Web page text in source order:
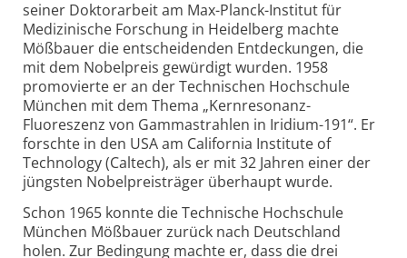
seiner Doktorarbeit am Max-Planck-Institut für
Medizinische Forschung in Heidelberg machte
Mößbauer die entscheidenden Entdeckungen, die
mit dem Nobelpreis gewürdigt wurden. 1958
promovierte er an der Technischen Hochschule
München mit dem Thema „Kernresonanz-
Fluoreszenz von Gammastrahlen in Iridium-191“. Er
forschte in den USA am California Institute of
Technology (Caltech), als er mit 32 Jahren einer der
jüngsten Nobelpreisträger überhaupt wurde.
Schon 1965 konnte die Technische Hochschule
München Mößbauer zurück nach Deutschland
holen. Zur Bedingung machte er, dass die drei